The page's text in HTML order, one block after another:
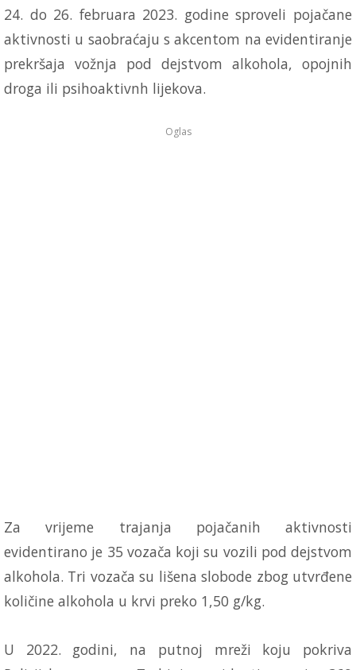
24. do 26. februara 2023. godine sproveli pojačane
aktivnosti u saobraćaju s akcentom na evidentiranje
prekršaja vožnja pod dejstvom alkohola, opojnih
droga ili psihoaktivnh lijekova.
Oglas
Za vrijeme trajanja pojačanih aktivnosti
evidentirano je 35 vozača koji su vozili pod dejstvom
alkohola. Tri vozača su lišena slobode zbog utvrđene
količine alkohola u krvi preko 1,50 g/kg.
U 2022. godini, na putnoj mreži koju pokriva